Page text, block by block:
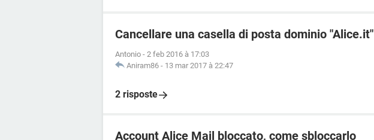
Cancellare una casella di posta dominio "Alice.it"
Antonio - 2 feb 2016 à 17:03
Aniram86 - 13 mar 2017 à 22:47
2 risposte
Account Alice Mail bloccato, come sbloccarlo